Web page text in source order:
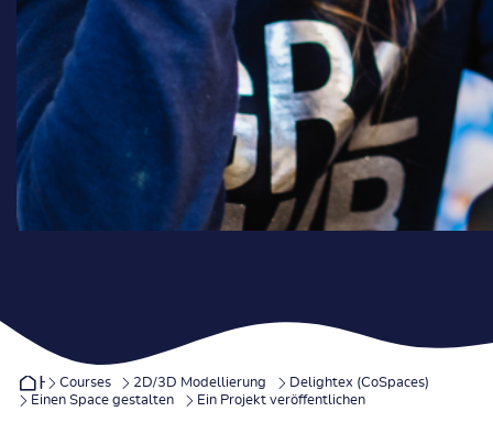
Home
Courses 2D/3D Modellierung
Delightex (CoSpaces)
Einen Space gestalten
Ein Projekt veröffentlichen